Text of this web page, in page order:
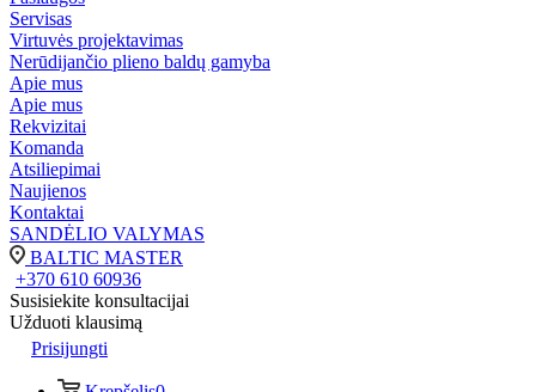
Servisas
Virtuvės projektavimas
Nerūdijančio plieno baldų gamyba
Apie mus
Apie mus
Rekvizitai
Komanda
Atsiliepimai
Naujienos
Kontaktai
SANDĖLIO VALYMAS
BALTIC MASTER
+370 610 60936
Susisiekite konsultacijai
Užduoti klausimą
Prisijungti